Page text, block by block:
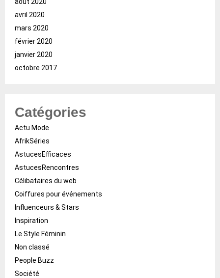
avril 2020
mars 2020
février 2020
janvier 2020
octobre 2017
Catégories
Actu Mode
AfrikSéries
AstucesEfficaces
AstucesRencontres
Célibataires du web
Coiffures pour événements
Influenceurs & Stars
Inspiration
Le Style Féminin
Non classé
People Buzz
Société